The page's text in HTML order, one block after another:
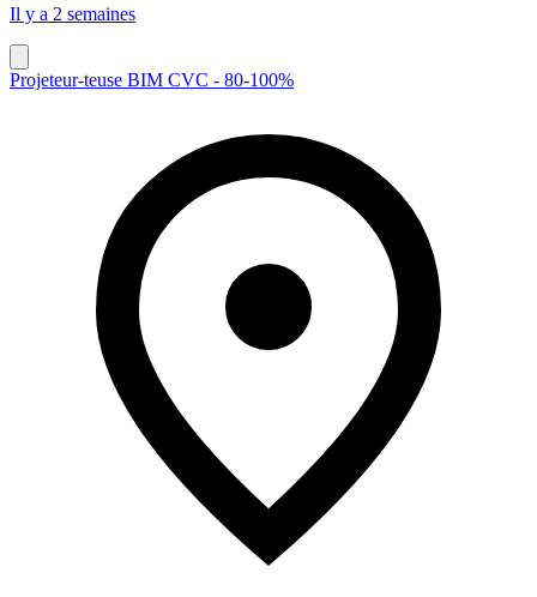
Il y a 2 semaines
Projeteur-teuse BIM CVC - 80-100%